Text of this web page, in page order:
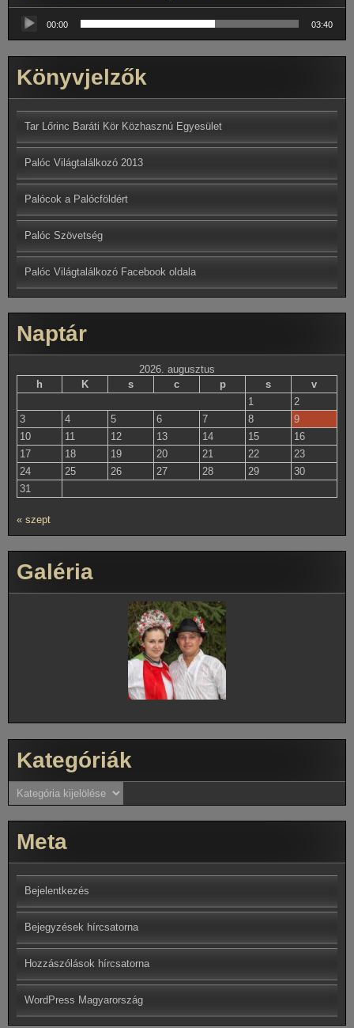
lejátszó
00:00 03:40
Könyvjelzők
Tar Lőrinc Baráti Kör Közhasznú Egyesület
Palóc Világtalálkozó 2013
Palócok a Palócföldért
Palóc Szövetség
Palóc Világtalálkozó Facebook oldala
Naptár
2026. augusztus
h
K s c p s
v
1
2
3
4 5 6 7 8
9
10
11 12 13 14 15
16
17
18 19 20 21 22
23
24
25 26 27 28 29
30
31
« szept
Galéria
Kategóriák
Kategóriák
Meta
Bejelentkezés
Bejegyzések hírcsatorna
Hozzászólások hírcsatorna
WordPress Magyarország